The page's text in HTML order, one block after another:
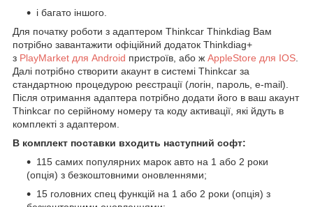
і багато іншого.
Для початку роботи з адаптером Thinkcar Thinkdiag Вам
потрібно завантажити офіційний додаток Thinkdiag+
з PlayMarket для Android пристроїв, або ж AppleStore для IOS
Далі потрібно створити акаунт в системі Thinkcar за
стандартною процедурою реєстрації (логін, пароль, e-mail).
Після отримання адаптера потрібно додати його в ваш акаунт
Thinkcar по серійному номеру та коду активації, які йдуть в
комплекті з адаптером.
В комплект поставки входить наступний софт:
115 самих популярних марок авто на 1 або 2 роки
(опція) з безкоштовними оновленнями;
15 головних спец функцій на 1 або 2 роки (опція) з